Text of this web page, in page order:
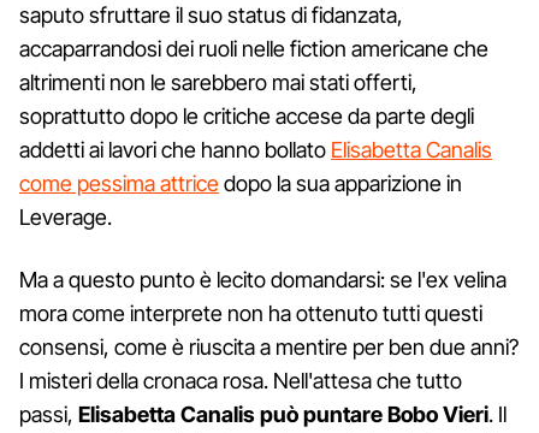
saputo sfruttare il suo status di fidanzata,
accaparrandosi dei ruoli nelle fiction americane che
altrimenti non le sarebbero mai stati offerti,
soprattutto dopo le critiche accese da parte degli
addetti ai lavori che hanno bollato Elisabetta Canalis
come pessima attricedopo la sua apparizione in
Leverage.
Ma a questo punto è lecito domandarsi: se l'ex velina
mora come interprete non ha ottenuto tutti questi
consensi, come è riuscita a mentire per ben due anni?
I misteri della cronaca rosa. Nell'attesa che tutto
passi, Elisabetta Canalis può puntare Bobo Vieri. Il